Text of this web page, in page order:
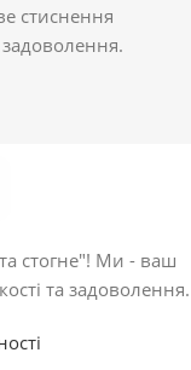
стиснення
стогне"! Ми - ваш
та задоволення.